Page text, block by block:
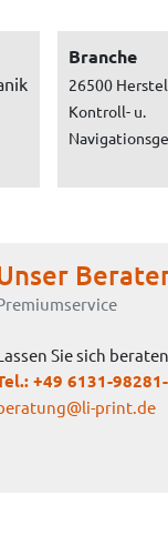
Branche
26500
Kontroll- u.
Sie sich beraten
+49 6131-
print.de